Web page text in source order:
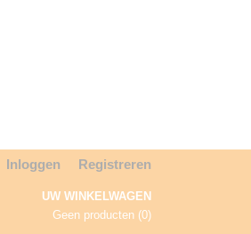
Inloggen Registreren
UW WINKELWAGEN
Geen producten (0)